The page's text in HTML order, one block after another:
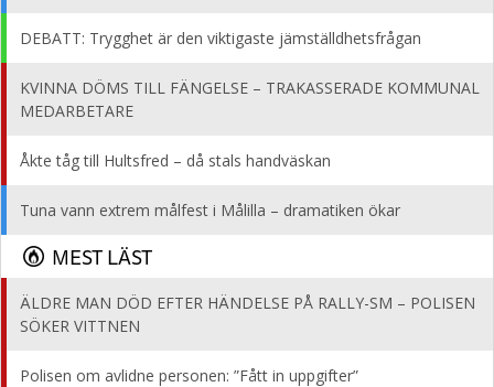
DEBATT: Trygghet är den viktigaste jämställdhetsfrågan
KVINNA DÖMS TILL FÄNGELSE – TRAKASSERADE KOMMUNAL
MEDARBETARE
Åkte tåg till Hultsfred – då stals handväskan
Tuna vann extrem målfest i Målilla – dramatiken ökar
MEST LÄST
ÄLDRE MAN DÖD EFTER HÄNDELSE PÅ RALLY-SM – POLISEN
SÖKER VITTNEN
Polisen om avlidne personen: ”Fått in uppgifter”